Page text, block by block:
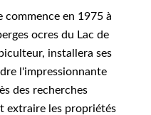
commence en 1975 à
ocres du Lac de
installera ses
l'impressionnante
des recherches
extraire les propriétés